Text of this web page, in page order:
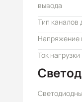
вывода
Тип каналов
Напряжение
Ток нагрузки